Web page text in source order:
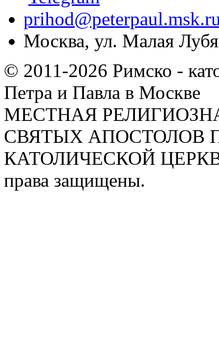
Москва, ул. Малая
© 2011-2026 Римско -
Петра и Павла в Москве
МЕСТНАЯ
СВЯТЫХ АПОСТОЛОВ
КАТОЛИЧЕСКОЙ
права защищены.